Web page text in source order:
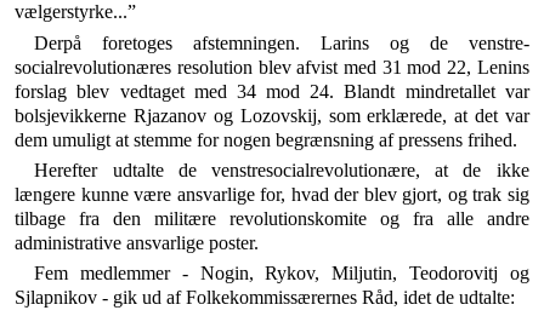
vælgerstyrke...”
Derpå foretoges afstemningen. Larins og de venstre­
socialrevolutionæres resolution blev afvist med 31 mod 22, Lenins
forslag blev vedtaget med 34 mod 24. Blandt mindretallet var
bolsjevikkerne Rjazanov og Lozovskij, som erklærede, at det var
dem umuligt at stemme for nogen begrænsning af pressens frihed.
Herefter udtalte de venstresocialrevolutionære, at de ikke
længere kunne være ansvarlige for, hvad der blev gjort, og trak sig
tilbage fra den militære revolutions­komite og fra alle andre
administrative ansvarlige poster.
Fem medlemmer - Nogin, Rykov, Miljutin, Teodoro­vitj og
Sjlapnikov - gik ud af Folkekommissærernes Råd, idet de udtalte: